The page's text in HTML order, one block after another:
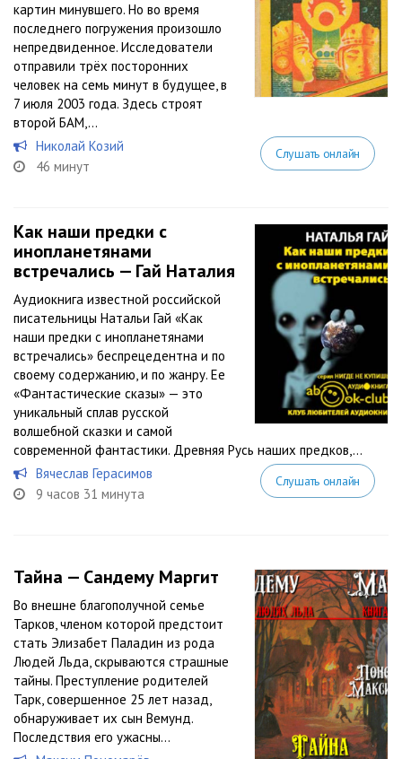
картин минувшего. Но во время
последнего погружения произошло
непредвиденное. Исследователи
отправили трёх посторонних
человек на семь минут в будущее, в
7 июля 2003 года. Здесь строят
второй БАМ,...
Николай Козий
46 минут
Слушать онлайн
Как наши предки с
инопланетянами
встречались — Гай Наталия
Аудиокнига известной российской
писательницы Натальи Гай «Как
наши предки с инопланетянами
встречались» беспрецедентна и по
своему содержанию, и по жанру. Ее
«Фантастические сказы» — это
уникальный сплав русской
волшебной сказки и самой
современной фантастики. Древняя Русь наших предков,...
Вячеслав Герасимов
9 часов 31 минута
Слушать онлайн
Тайна — Сандему Маргит
Во внешне благополучной семье
Тарков, членом которой предстоит
стать Элизабет Паладин из рода
Людей Льда, скрываются страшные
тайны. Преступление родителей
Тарк, совершенное 25 лет назад,
обнаруживает их сын Вемунд.
Последствия его ужасны…